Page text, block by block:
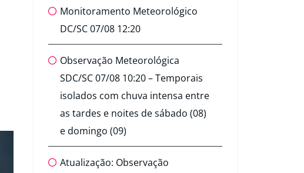
Monitoramento Meteorológico
DC/SC 07/08 12:20
Observação Meteorológica
SDC/SC 07/08 10:20 – Temporais
isolados com chuva intensa entre
as tardes e noites de sábado (08)
e domingo (09)
Atualização: Observação